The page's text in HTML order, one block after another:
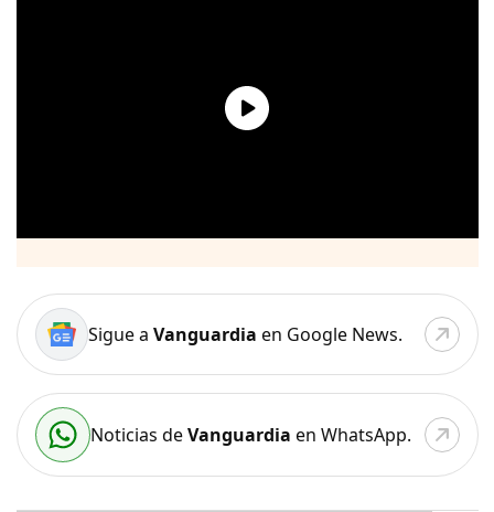
Sigue a Vanguardia en Google News.
Noticias deVanguardia en WhatsApp.